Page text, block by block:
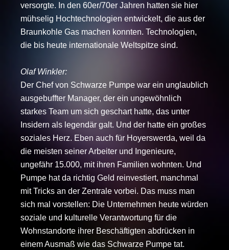
versorgte. In den 60er/70er Jahren hatten sie hier
mühselig Hochtechnologien entwickelt, die aus der
Braunkohle Gas machen konnten. Technologien,
die bis heute internationale Weltspitze sind.
Olaf Winkler:
Der Chef von Schwarze Pumpe war ein unglaublich
ausgebuffter Manager, der ein ungewöhnlich
starkes Team um sich geschart hatte, das unter
Insidern als legendär galt. Und der hatte ein großes
soziales Herz. Eben auch für Hoyerswerda, weil da
die meisten seiner Arbeiter und Ingenieure,
ungefähr 15.000, mit ihren Familien wohnten. Und
Pumpe hat da richtig Geld reinvestiert, manchmal
mit Tricks an der Zentrale vorbei. Das muss man
sich mal vorstellen: Die Unternehmen heute würden
soziale und kulturelle Verantwortung für die
Wohnstandorte ihrer Beschäftigten abdrücken in
einem Ausmaß wie das Schwarze Pumpe tat.